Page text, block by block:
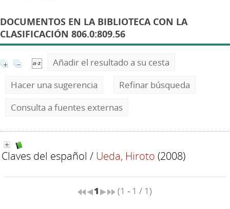
DOCUMENTOS EN LA BIBLIOTECA CON LA
CLASIFICACIÓN 806.0:809.56
Añadir el resultado a su cesta
Hacer una sugerencia
Refinar búsqueda
Consulta a fuentes externas
Claves del español / Ueda, Hiroto (2008)
1 (1 - 1 / 1)